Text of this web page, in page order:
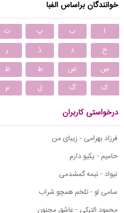
خوانندگان براساس الفبا
ا ب پ ت
خ
د ذ ر
ص
ض ط ظ
ک
گ ل م
درخواستی کاربران
فرزاد بهرامی - زیبای من
حامیم - یکیو دارم
نیواد - نیمه گمشدمی
سامی لو - تلخم همچو شراب
محمود التركي - عاشق مجنون